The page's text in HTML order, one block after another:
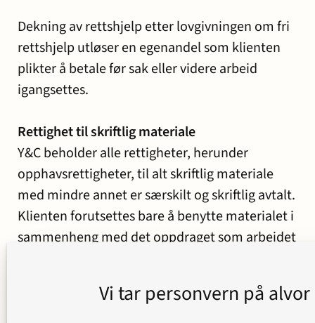
Dekning av rettshjelp etter lovgivningen om fri
rettshjelp utløser en egenandel som klienten
plikter å betale før sak eller videre arbeid
igangsettes.
Rettighet til skriftlig materiale
Y&C beholder alle rettigheter, herunder
opphavsrettigheter, til alt skriftlig materiale
med mindre annet er særskilt og skriftlig avtalt.
Klienten forutsettes bare å benytte materialet i
sammenheng med det oppdraget som arbeidet
Ansvar for resultat/oppfølgning
Vi tar personvern på alvor